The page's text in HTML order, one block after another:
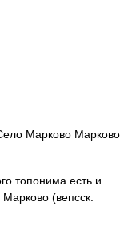
Марково Марково
топонима есть и
(вепсск.